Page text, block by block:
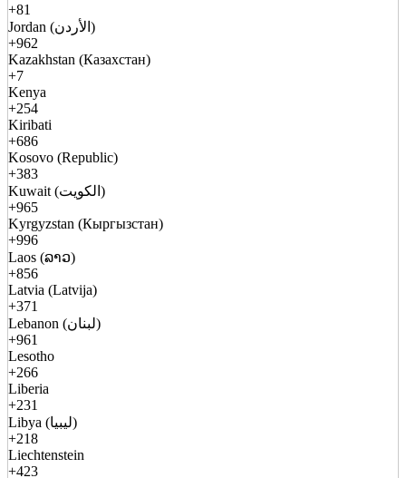
+81
Jordan (الأردن)
+962
Kazakhstan (Казахстан)
+7
Kenya
+254
Kiribati
+686
Kosovo (Republic)
+383
Kuwait (الكويت)
+965
Kyrgyzstan (Кыргызстан)
+996
Laos (ລາວ)
+856
Latvia (Latvija)
+371
Lebanon (لبنان)
+961
Lesotho
+266
Liberia
+231
Libya (ليبيا)
+218
Liechtenstein
+423